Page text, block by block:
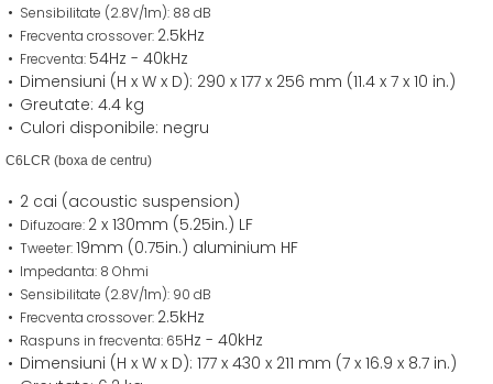
Sensibilitate (2.8V/1m): 88 dB
Frecventa crossover: 2.5kHz
Frecventa: 54Hz - 40kHz
Dimensiuni (H x W x D): 290 x 177 x 256 mm (11.4 x 7 x 10 in.)
Greutate: 4.4 kg
Culori disponibile: negru
C6LCR (boxa de centru)
2 cai (acoustic suspension)
Difuzoare: 2 x 130mm (5.25in.) LF
Tweeter:19mm (0.75in.) aluminium HF
Impedanta: 8 Ohmi
Sensibilitate (2.8V/1m): 90 dB
Frecventa crossover: 2.5kHz
Raspuns in frecventa: 65Hz - 40kHz
Dimensiuni (H x W x D): 177 x 430 x 211 mm (7 x 16.9 x 8.7 in.)